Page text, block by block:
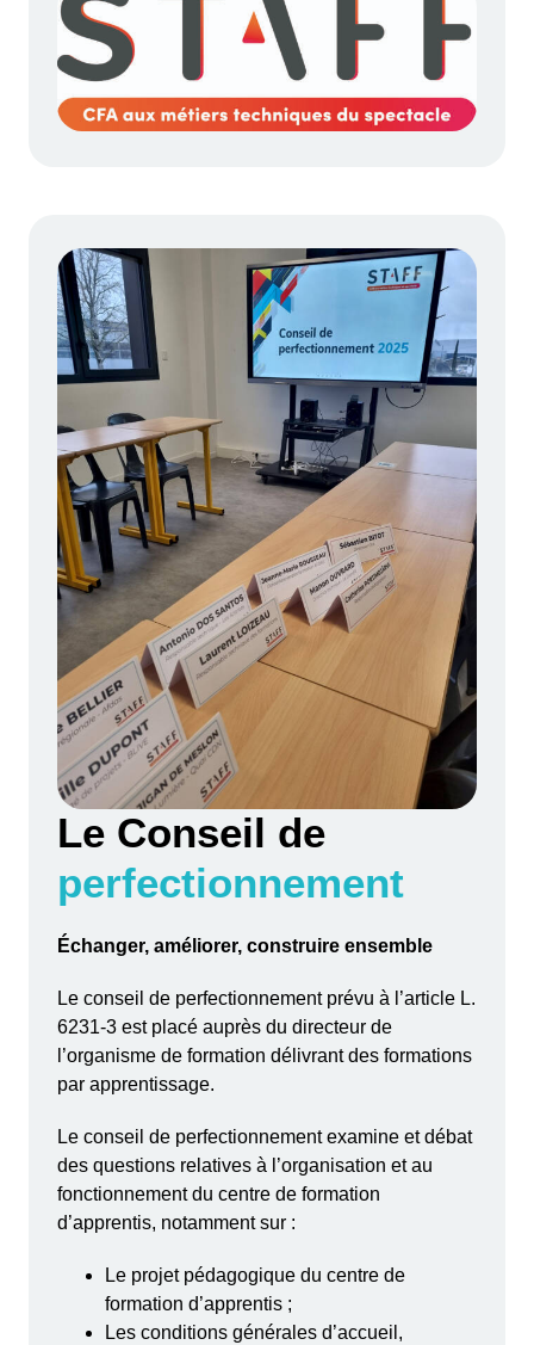
Le Conseil de
perfectionnement
Échanger, améliorer, construire ensemble
Le conseil de perfectionnement prévu à l’article L.
6231-3 est placé auprès du directeur de
l’organisme de formation délivrant des formations
par apprentissage.
Le conseil de perfectionnement examine et débat
des questions relatives à l’organisation et au
fonctionnement du centre de formation
d’apprentis, notamment sur :
Le projet pédagogique du centre de
formation d’apprentis ;
Les conditions générales d’accueil,